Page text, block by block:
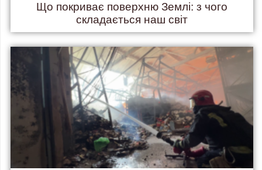
Що покриває поверхню Землі: з чого
складається наш світ